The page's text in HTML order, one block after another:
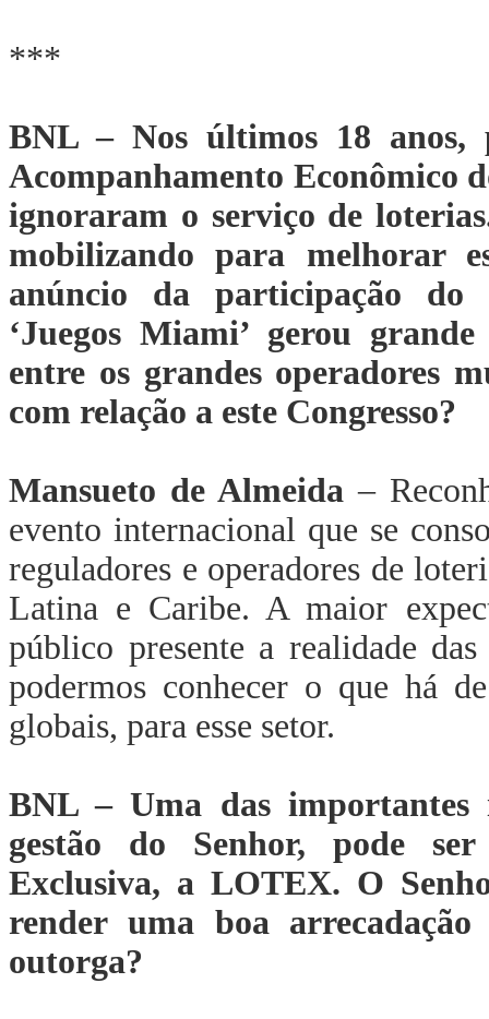
***
BNL – Nos últimos 18 anos,
Acompanhamento Econômico
ignoraram o serviço de
mobilizando para melhorar
anúncio da participação do
‘Juegos Miami’ gerou
entre os grandes operadores
com relação a este Congresso?
Mansueto de Almeida –
evento internacional que se
reguladores e operadores de
Latina e Caribe. A maior
público presente a realidade
podermos conhecer o que há
globais, para esse setor.
BNL – Uma das importantes
gestão do Senhor, pode
Exclusiva, a LOTEX. O
render uma boa
outorga?